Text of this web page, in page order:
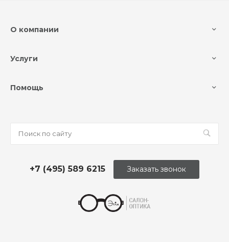
О компании
Услуги
Помощь
+7 (495) 589 6215 Заказать звонок